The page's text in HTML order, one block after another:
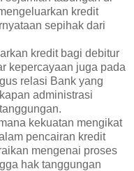
kredit
sepihak dari
kredit bagi debitur
kepercayaan juga pada
relasi Bank yang
administrasi
kekuatan mengikat
pencairan kredit
mengenai proses
hak tanggungan